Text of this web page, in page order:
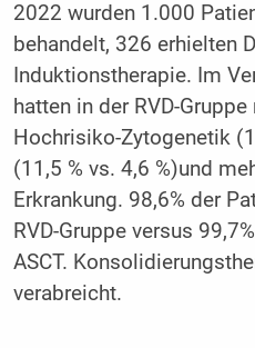
2022 wurden 1.000
behandelt, 326 erhielten
Induktionstherapie. Im
hatten in der RVD-
Hochrisiko-Zytogenetik
(11,5 % vs. 4,6 %)und
Erkrankung. 98,6% der
RVD-Gruppe versus
ASCT.
verabreicht.